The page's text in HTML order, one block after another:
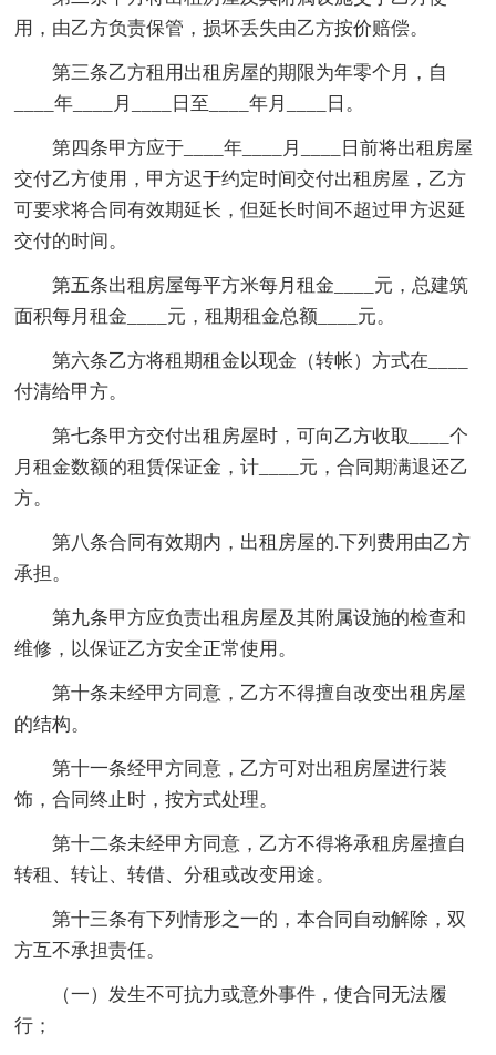
用，由乙方负责保管，损坏丢失由乙方按价赔偿。
第三条乙方租用出租房屋的期限为年零个月，自
____年____月____日至____年月____日。
第四条甲方应于____年____月____日前将出租房屋
交付乙方使用，甲方迟于约定时间交付出租房屋，乙方
可要求将合同有效期延长，但延长时间不超过甲方迟延
交付的时间。
第五条出租房屋每平方米每月租金____元，总建筑
面积每月租金____元，租期租金总额____元。
第六条乙方将租期租金以现金（转帐）方式在____
付清给甲方。
第七条甲方交付出租房屋时，可向乙方收取____个
月租金数额的租赁保证金，计____元，合同期满退还乙
方。
第八条合同有效期内，出租房屋的.下列费用由乙方
承担。
第九条甲方应负责出租房屋及其附属设施的检查和
维修，以保证乙方安全正常使用。
第十条未经甲方同意，乙方不得擅自改变出租房屋
的结构。
第十一条经甲方同意，乙方可对出租房屋进行装
饰，合同终止时，按方式处理。
第十二条未经甲方同意，乙方不得将承租房屋擅自
转租、转让、转借、分租或改变用途。
第十三条有下列情形之一的，本合同自动解除，双
方互不承担责任。
（一）发生不可抗力或意外事件，使合同无法履
行；